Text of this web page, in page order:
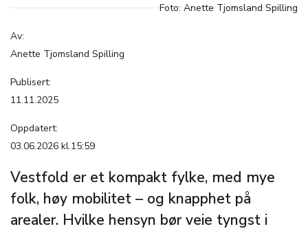
Foto: Anette Tjomsland Spilling
Av:
Anette Tjomsland Spilling
Publisert:
11.11.2025
Oppdatert:
03.06.2026 kl.15:59
Vestfold er et kompakt fylke, med mye
folk, høy mobilitet – og knapphet på
arealer. Hvilke hensyn bør veie tyngst i